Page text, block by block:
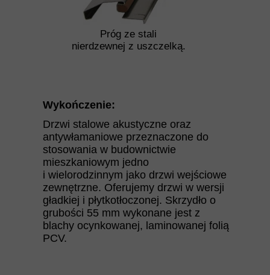
Próg ze stali
nierdzewnej z uszczelką.
Drzwi stalowe akustyczne oraz
antywłamaniowe przeznaczone do
stosowania w budownictwie
mieszkaniowym jedno
i wielorodzinnym jako drzwi wejściowe
zewnętrzne. Oferujemy drzwi w wersji
gładkiej i płytkotłoczonej. Skrzydło o
grubości 55 mm wykonane jest z
blachy ocynkowanej, laminowanej folią
PCV.
Wykończenie: